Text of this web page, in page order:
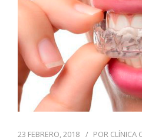
23 FEBRERO, 2018 POR CLÍNICA